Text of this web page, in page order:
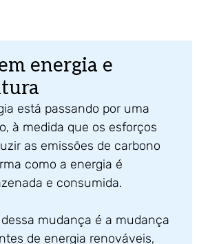
energia e
está passando por uma
à medida que os esforços
as emissões de carbono
como a energia é
e consumida.
mudança é a mudança
de energia renováveis,